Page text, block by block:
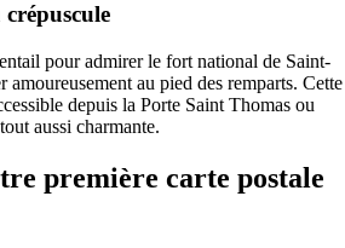
pour admirer le fort national de Saint-
au pied des remparts. Cette
depuis la Porte Saint Thomas ou
aussi charmante.
première carte postale